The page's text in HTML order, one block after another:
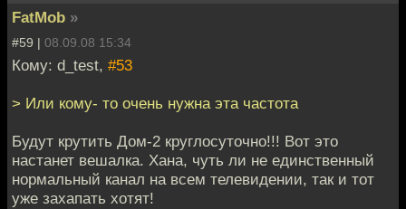
FatMob »
#59 | 08.09.08 15:34
Кому: d_test, #53
> Или кому- то очень нужна эта частота
Будут крутить Дом-2 круглосуточно!!! Вот это
настанет вешалка. Хана, чуть ли не единственный
нормальный канал на всем телевидении, так и тот
уже захапать хотят!